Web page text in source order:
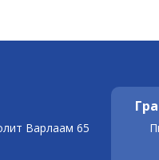
Варлаам 65